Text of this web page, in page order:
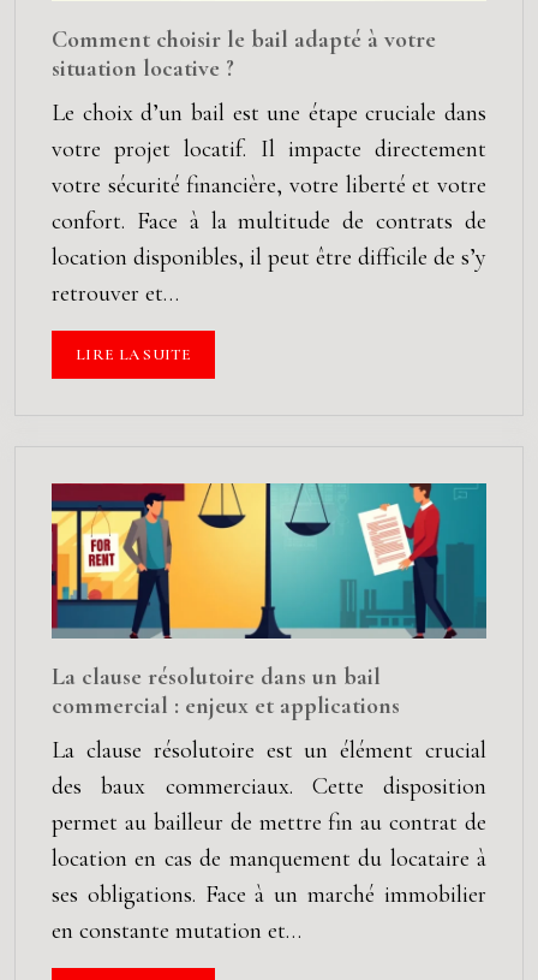
Comment choisir le bail adapté à votre
situation locative ?
Le choix d’un bail est une étape cruciale dans
votre projet locatif. Il impacte directement
votre sécurité financière, votre liberté et votre
confort. Face à la multitude de contrats de
location disponibles, il peut être difficile de s’y
retrouver et…
LIRE LA SUITE
La clause résolutoire dans un bail
commercial : enjeux et applications
La clause résolutoire est un élément crucial
des baux commerciaux. Cette disposition
permet au bailleur de mettre fin au contrat de
location en cas de manquement du locataire à
ses obligations. Face à un marché immobilier
en constante mutation et…